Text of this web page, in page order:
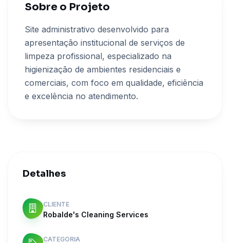
Sobre o Projeto
Site administrativo desenvolvido para
apresentação institucional de serviços de
limpeza profissional, especializado na
higienização de ambientes residenciais e
comerciais, com foco em qualidade, eficiência
e excelência no atendimento.
Detalhes
CLIENTE
Robalde's Cleaning Services
CATEGORIA